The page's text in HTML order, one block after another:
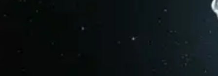
backoffices e plataformas web únicas, personalizadas e à
inovadoras que modernizam e revolucionam a sua